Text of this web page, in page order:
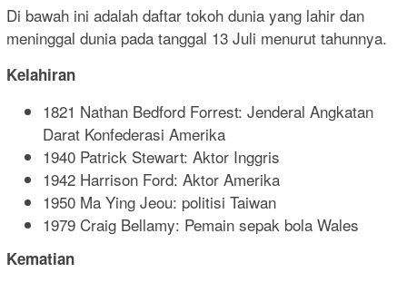
Di bawah ini adalah daftar tokoh dunia yang lahir dan
meninggal dunia pada tanggal 13 Juli menurut tahunnya.
Kelahiran
1821 Nathan Bedford Forrest: Jenderal Angkatan
Darat Konfederasi Amerika
1940 Patrick Stewart: Aktor Inggris
1942 Harrison Ford: Aktor Amerika
1950 Ma Ying Jeou: politisi Taiwan
1979 Craig Bellamy: Pemain sepak bola Wales
Kematian